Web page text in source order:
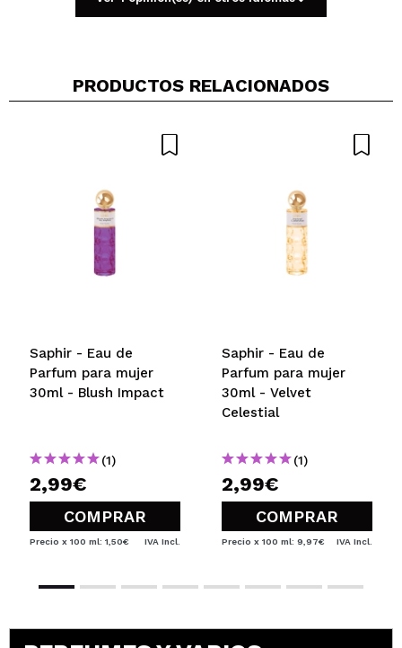
Responder
Esperanza
|
Opinión
verificada
Responder
PRODUCTOS RELACIONADOS
Saphir - Eau de
Parfum para mujer
30ml - Blush Impact
(1)
2,99€
COMPRAR
Precio x 100 ml: 1,50€ IVA Incl.
Saphir - Eau de
Parfum para mujer
30ml - Velvet
Celestial
(1)
2,99€
COMPRAR
Precio x 100 ml: 9,97€ IVA Incl.